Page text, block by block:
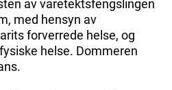
av varetektsfengslingen
med hensyn av
forverrede helse, og
helse. Dommeren